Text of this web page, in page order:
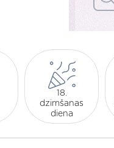
18.
dzimšanas
diena